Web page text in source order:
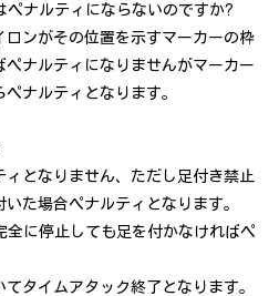
ペナルティにならないのですか?
ンがその位置を示すマーカーの枠
ペナルティになりませんがマーカー
ナルティとなります。
となりません、ただし足付き禁止
た場合ペナルティとなります。
全に停止しても足を付かなければペ
タイムアタック終了となります。